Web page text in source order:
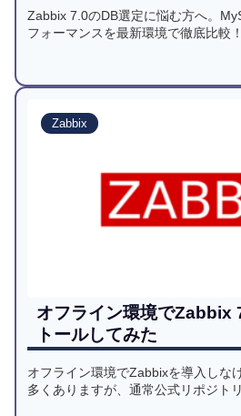
Zabbix 7.0のDB選定に悩む方へ。
フォーマンスを最新環境で徹底比較
ーニング後で、ロードアベレージや
イント（パーティショニングや
Zabbix
オフライン環境でZabbix
トールしてみた
オフライン環境でZabbixを導入しな
多くありますが、通常公式リポジト
でのパッケージ取得が前提となりま